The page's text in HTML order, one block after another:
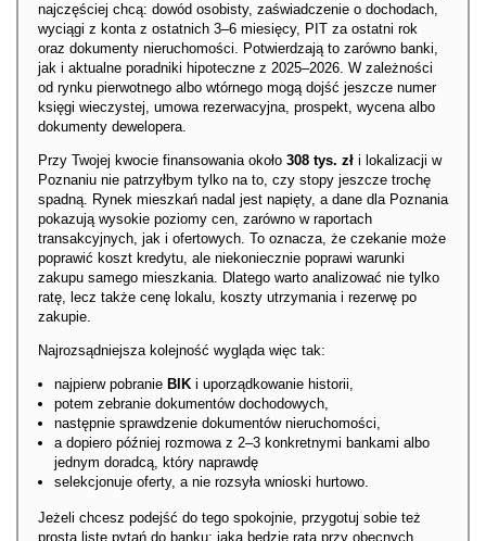
najczęściej chcą: dowód osobisty, zaświadczenie o dochodach,
wyciągi z konta z ostatnich 3–6 miesięcy, PIT za ostatni rok
oraz dokumenty nieruchomości. Potwierdzają to zarówno banki,
jak i aktualne poradniki hipoteczne z 2025–2026. W zależności
od rynku pierwotnego albo wtórnego mogą dojść jeszcze numer
księgi wieczystej, umowa rezerwacyjna, prospekt, wycena albo
dokumenty dewelopera.
Przy Twojej kwocie finansowania około 308 tys. zł i lokalizacji w
Poznaniu nie patrzyłbym tylko na to, czy stopy jeszcze trochę
spadną. Rynek mieszkań nadal jest napięty, a dane dla Poznania
pokazują wysokie poziomy cen, zarówno w raportach
transakcyjnych, jak i ofertowych. To oznacza, że czekanie może
poprawić koszt kredytu, ale niekoniecznie poprawi warunki
zakupu samego mieszkania. Dlatego warto analizować nie tylko
ratę, lecz także cenę lokalu, koszty utrzymania i rezerwę po
zakupie.
Najrozsądniejsza kolejność wygląda więc tak:
najpierw pobranie BIK i uporządkowanie historii,
potem zebranie dokumentów dochodowych,
następnie sprawdzenie dokumentów nieruchomości,
a dopiero później rozmowa z 2–3 konkretnymi bankami albo
jednym doradcą, który naprawdę
selekcjonuje oferty, a nie rozsyła wnioski hurtowo.
Jeżeli chcesz podejść do tego spokojnie, przygotuj sobie też
prostą listę pytań do banku: jaka będzie rata przy obecnych